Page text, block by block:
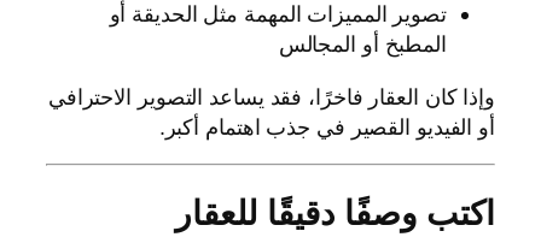
تصوير المميزات المهمة مثل الحديقة أو
المطبخ أو المجالس
وإذا كان العقار فاخرًا، فقد يساعد التصوير الاحترافي
أو الفيديو القصير في جذب اهتمام أكبر.
اكتب وصفًا دقيقًا للعقار